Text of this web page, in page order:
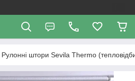
Рулонні штори Sevila Thermo